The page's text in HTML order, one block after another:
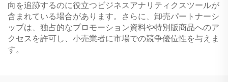
向を追跡するのに役立つビジネスアナリティクスツールが
含まれている場合があります。さらに、卸売パートナーシ
ップは、独占的なプロモーション資料や特別版商品へのア
クセスを許可し、小売業者に市場での競争優位性を与えま
す。